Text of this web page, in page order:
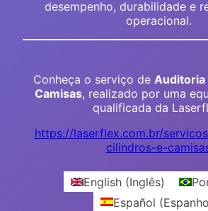
desempenho, durabilidade e
operacional.
Conheça o serviço de Auditoria
Camisas, realizado por uma
qualificada da
https://laserflex.com.br/
cilindros-e-
English(Inglês)
Español (